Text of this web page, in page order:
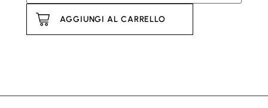
AGGIUNGI AL CARRELLO